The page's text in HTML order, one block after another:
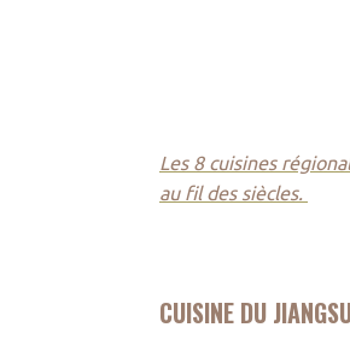
Les 8 cuisines
au fil des siècles.
CUISINE DU